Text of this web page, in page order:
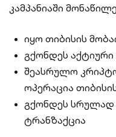
კამპანიაში
იყო თიბისის
გქონდეს
შეასრულო
ოპერაცია
გქონდეს სრულად
ტრანზაქცია